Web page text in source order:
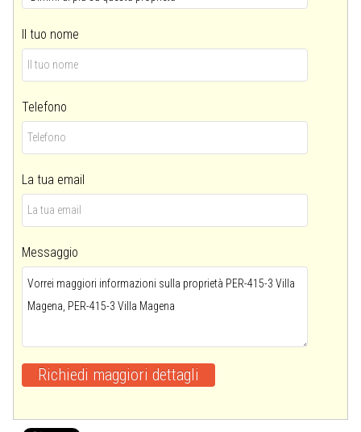
Il tuo nome
Telefono
La tua email
Messaggio